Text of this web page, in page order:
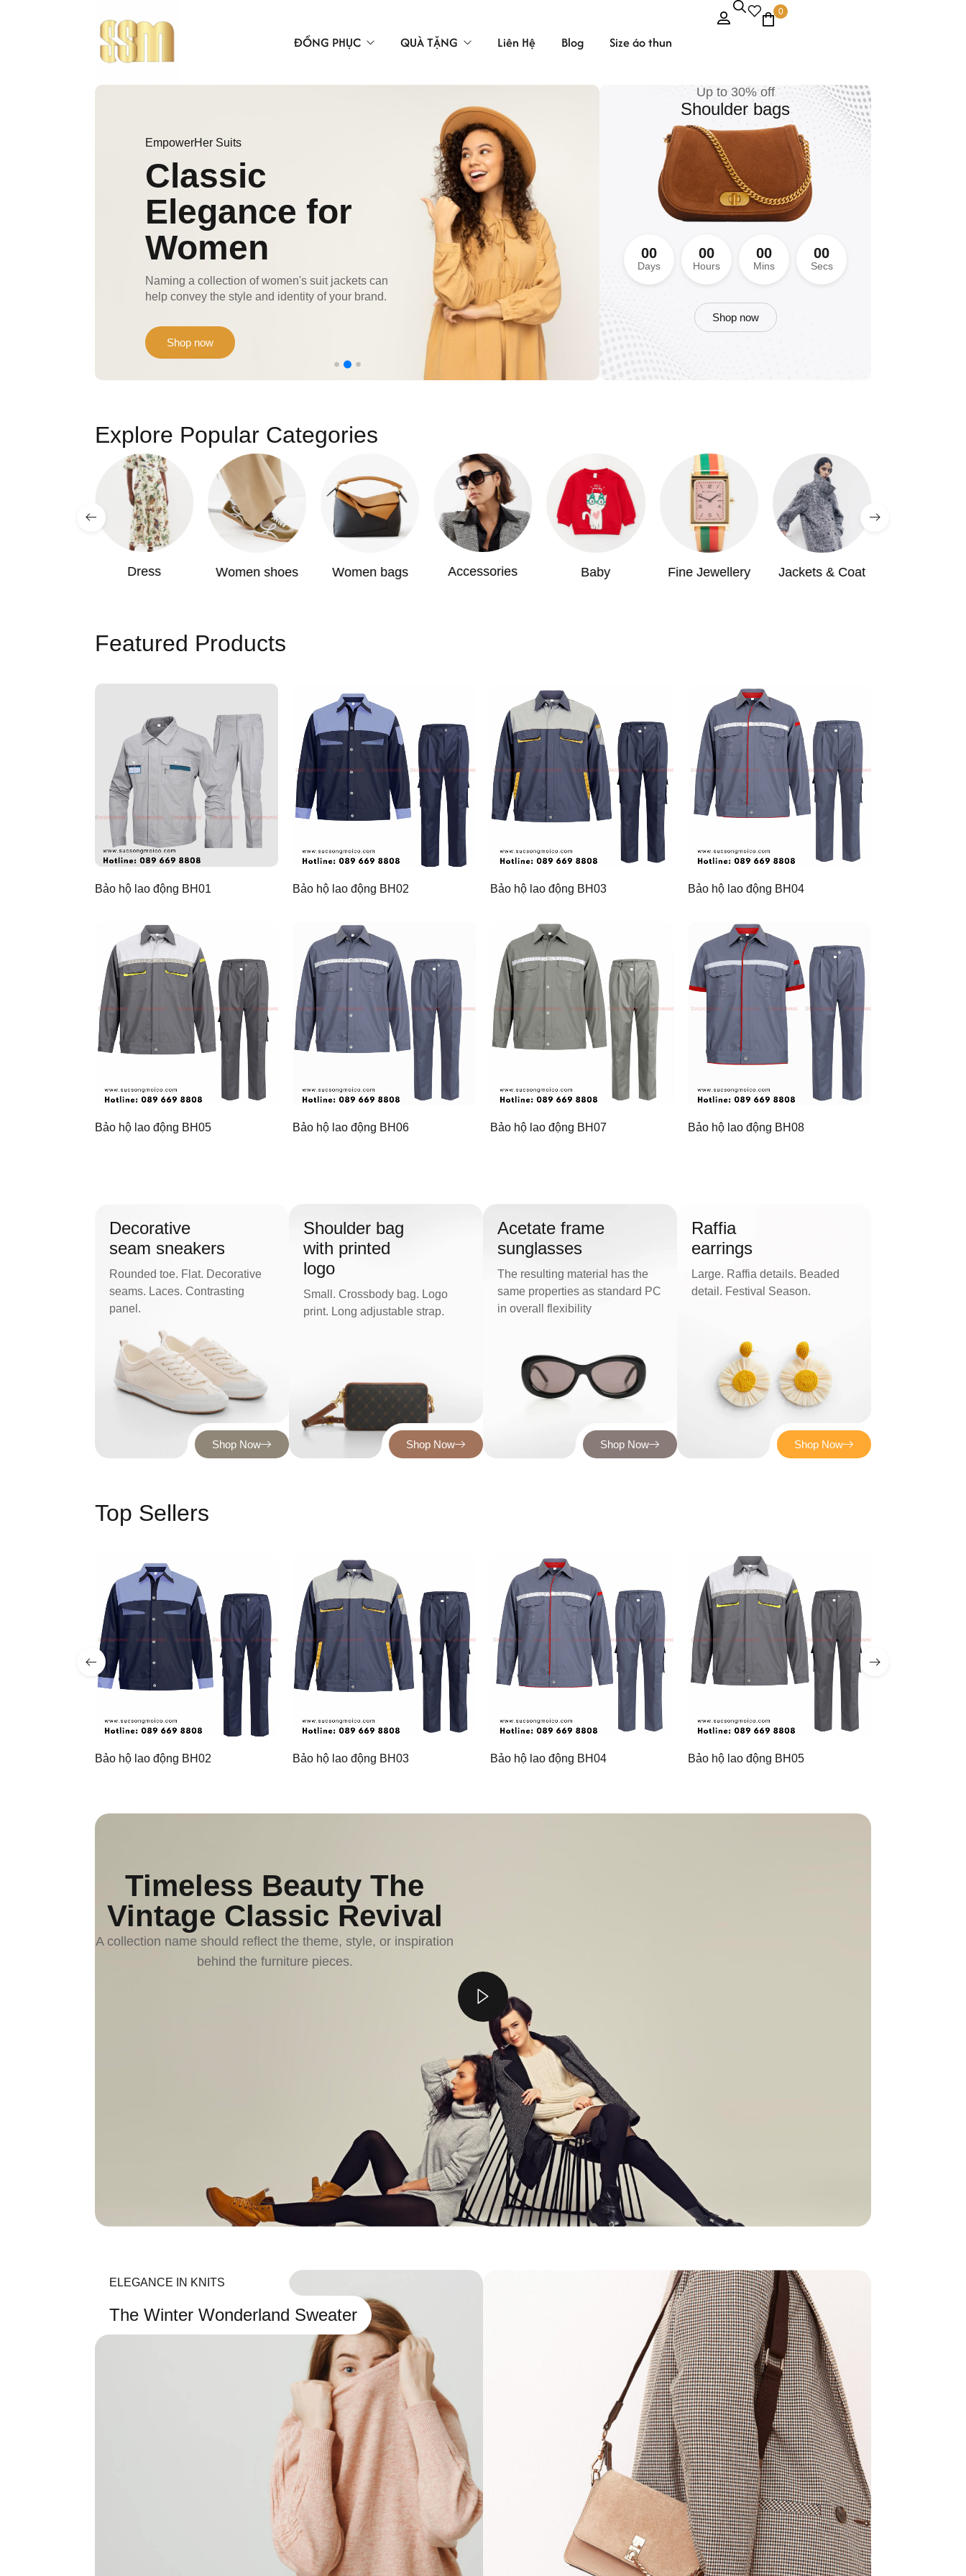
ĐỒNG PHỤC
ÁO SƠ MI
NÓN VẢI
QUÀ TẶNG Liên Hệ Blog Size áo thun
0
EmpowerHer Suits
Classic
Elegance for
Women
Naming a collection of women's suit jackets can
help convey the style and identity of your brand.
Shop now
EmpowerHer Suits
Classic
Elegance for
Women
Naming a collection of women's suit jackets can
Up to 30% off
Shoulder bags
00
Days
00
Hours
00
Mins
00
Secs
Shop now
Explore Popular Categories
Dress Women shoes Women bags Accessories Baby Fine Jewellery Jackets & Coat
Featured Products
Bảo hộ lao động BH01 Bảo hộ lao động BH02 Bảo hộ lao động BH03 Bảo hộ lao động BH04
Bảo hộ lao động BH05 Bảo hộ lao động BH06 Bảo hộ lao động BH07 Bảo hộ lao động BH08
Decorative
seam sneakers
Rounded toe. Flat. Decorative
seams. Laces. Contrasting
panel.
Shop Now
Shoulder bag
with printed
logo
Small. Crossbody bag. Logo
print. Long adjustable strap.
Shop Now
Acetate frame
sunglasses
The resulting material has the
same properties as standard PC
in overall flexibility
Shop Now
Raffia
earrings
Large. Raffia details. Beaded
detail. Festival Season.
Shop Now
Top Sellers
Bảo hộ lao động BH02 Bảo hộ lao động BH03 Bảo hộ lao động BH04 Bảo hộ lao động BH05
Timeless Beauty The
Vintage Classic Revival
A collection name should reflect the theme, style, or inspiration
behind the furniture pieces.
The Winter Wonderland Sweater
ELEGANCE IN KNITS